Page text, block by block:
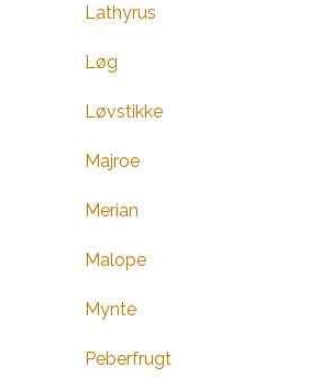
Lathyrus
Løg
Løvstikke
Majroe
Merian
Malope
Mynte
Peberfrugt